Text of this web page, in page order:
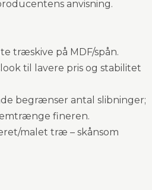
anvisning.
træskive på MDF/spån.
til lavere pris og stabilitet
begrænser antal slibninger;
fineren.
malet træ – skånsom